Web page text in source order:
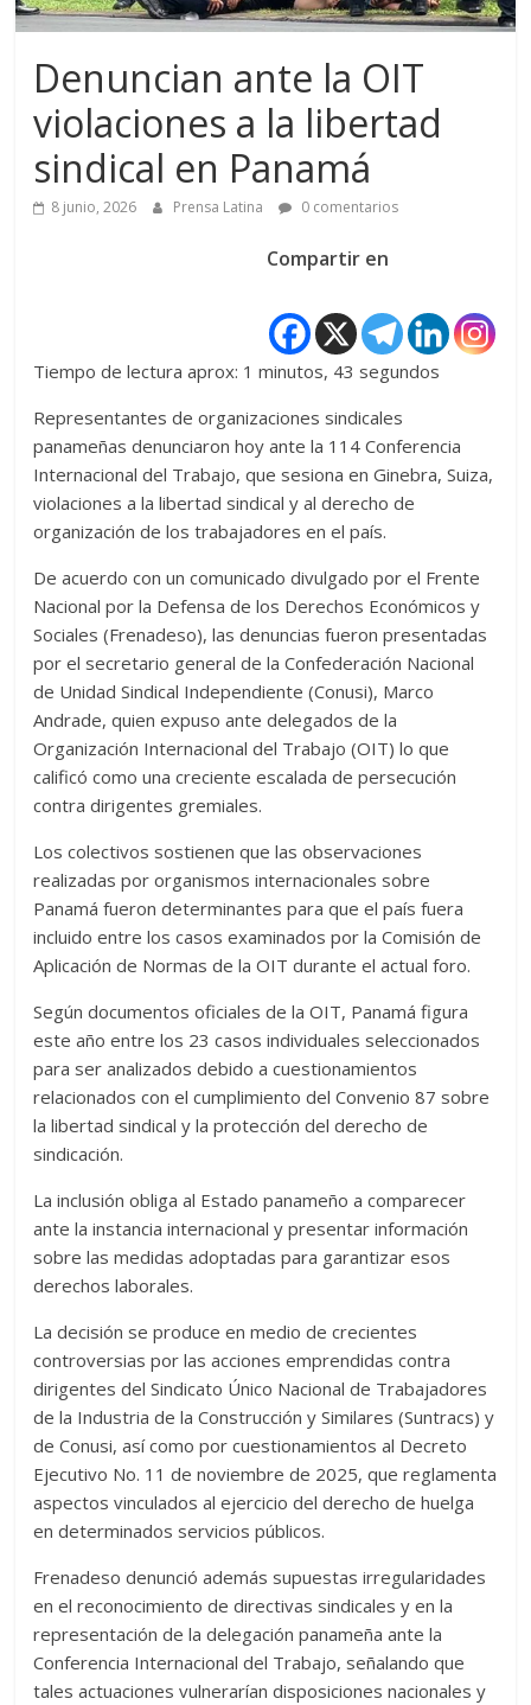
Denuncian ante la OIT
violaciones a la libertad
sindical en Panamá
8 junio, 2026 Prensa Latina 0 comentarios
Compartir en
Tiempo de lectura aprox: 1 minutos, 43 segundos
Representantes de organizaciones sindicales
panameñas denunciaron hoy ante la 114 Conferencia
Internacional del Trabajo, que sesiona en Ginebra, Suiza,
violaciones a la libertad sindical y al derecho de
organización de los trabajadores en el país.
De acuerdo con un comunicado divulgado por el Frente
Nacional por la Defensa de los Derechos Económicos y
Sociales (Frenadeso), las denuncias fueron presentadas
por el secretario general de la Confederación Nacional
de Unidad Sindical Independiente (Conusi), Marco
Andrade, quien expuso ante delegados de la
Organización Internacional del Trabajo (OIT) lo que
calificó como una creciente escalada de persecución
contra dirigentes gremiales.
Los colectivos sostienen que las observaciones
realizadas por organismos internacionales sobre
Panamá fueron determinantes para que el país fuera
incluido entre los casos examinados por la Comisión de
Aplicación de Normas de la OIT durante el actual foro.
Según documentos oficiales de la OIT, Panamá figura
este año entre los 23 casos individuales seleccionados
para ser analizados debido a cuestionamientos
relacionados con el cumplimiento del Convenio 87 sobre
la libertad sindical y la protección del derecho de
sindicación.
La inclusión obliga al Estado panameño a comparecer
ante la instancia internacional y presentar información
sobre las medidas adoptadas para garantizar esos
derechos laborales.
La decisión se produce en medio de crecientes
controversias por las acciones emprendidas contra
dirigentes del Sindicato Único Nacional de Trabajadores
de la Industria de la Construcción y Similares (Suntracs) y
de Conusi, así como por cuestionamientos al Decreto
Ejecutivo No. 11 de noviembre de 2025, que reglamenta
aspectos vinculados al ejercicio del derecho de huelga
en determinados servicios públicos.
Frenadeso denunció además supuestas irregularidades
en el reconocimiento de directivas sindicales y en la
representación de la delegación panameña ante la
Conferencia Internacional del Trabajo, señalando que
tales actuaciones vulnerarían disposiciones nacionales y